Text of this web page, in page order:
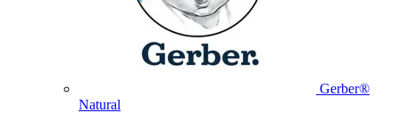
Gerber®
Natural